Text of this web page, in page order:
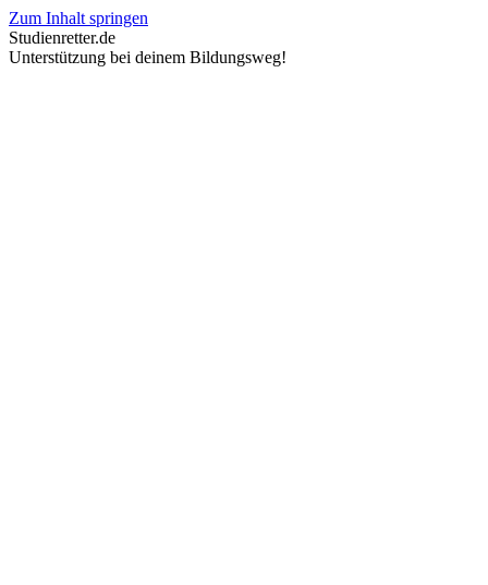
Zum Inhalt springen
Studienretter.de
Unterstützung bei deinem Bildungsweg!